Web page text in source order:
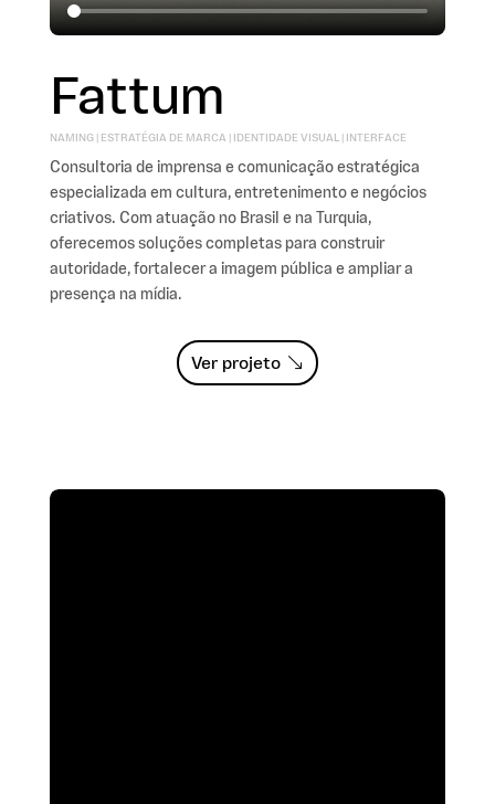
Fattum
NAMING | ESTRATÉGIA DE MARCA | IDENTIDADE VISUAL | INTERFACE
Consultoria de imprensa e comunicação estratégica
especializada em cultura, entretenimento e negócios
criativos. Com atuação no Brasil e na Turquia,
oferecemos soluções completas para construir
autoridade, fortalecer a imagem pública e ampliar a
presença na mídia.
Ver projeto